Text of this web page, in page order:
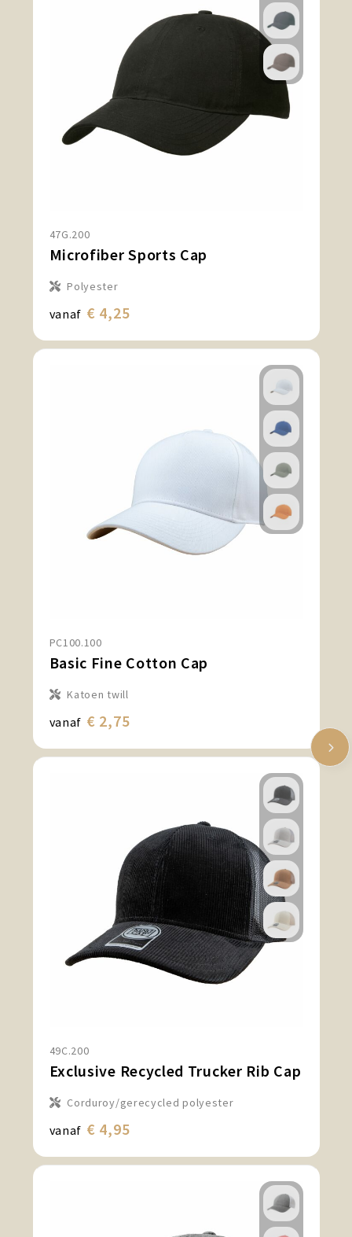
47G.200
Microfiber Sports Cap
Polyester
vanaf € 4,25
PC100.100
Basic Fine Cotton Cap
Katoen twill
vanaf € 2,75
49C.200
Exclusive Recycled Trucker Rib Cap
Corduroy/gerecycled polyester
vanaf € 4,95